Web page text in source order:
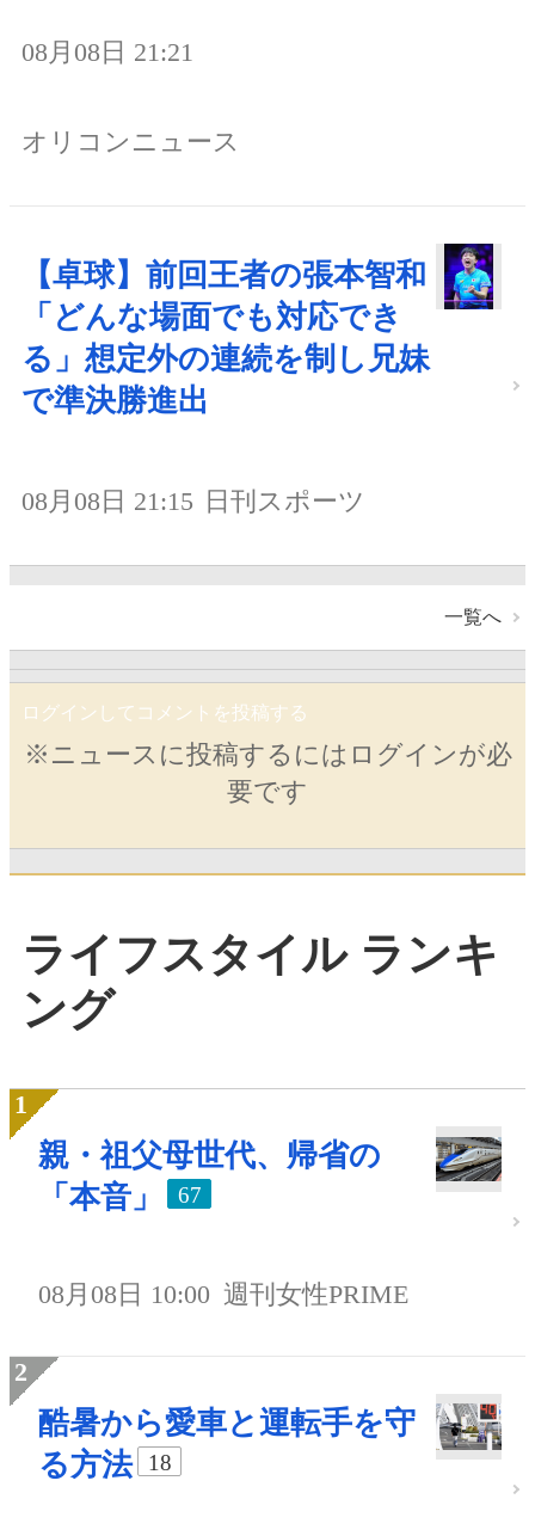
08月08日 21:21
オリコンニュース
【卓球】前回王者の張本智和
「どんな場面でも対応でき
る」想定外の連続を制し兄妹
で準決勝進出
08月08日 21:15 日刊スポーツ
一覧へ
ログインしてコメントを投稿する
※ニュースに投稿するにはログインが必
要です
ライフスタイル ランキ
ング
親・祖父母世代、帰省の
「本音」
67
08月08日 10:00 週刊女性PRIME
酷暑から愛車と運転手を守
る方法
18